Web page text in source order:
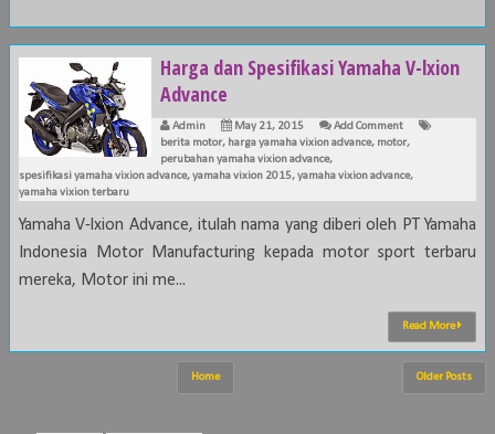
Harga dan Spesifikasi Yamaha V-lxion
Advance
Admin May 21, 2015
Add Comment
berita motor, harga yamaha vixion advance, motor,
perubahan yamaha vixion advance,
spesifikasi yamaha vixion advance,yamaha vixion 2015,yamaha vixion advance,
yamaha vixion terbaru
Yamaha V-lxion Advance, itulah nama yang diberi oleh PT Yamaha
Indonesia Motor Manufacturing kepada motor sport terbaru
mereka, Motor ini me...
Read More
Older Posts
Home